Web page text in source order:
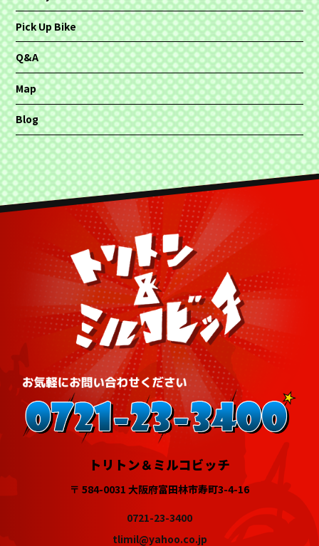
Pick Up Bike
Q&A
Map
Blog
トリトン＆ミルコビッチ
〒 584-0031 大阪府富田林市寿町3-4-16
0721-23-3400
tlimil@yahoo.co.jp